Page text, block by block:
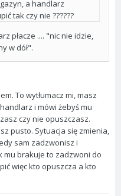
a handlarz
tak czy nie ??????
płacze .... "nic nie idzie,
w dół".
To wytłumacz mi, masz
i mówi żebyś mu
czy nie opuszczasz.
pusto. Sytuacja się zmienia,
sam zadzwonisz i
mu brakuje to zadzwoni do
więc kto opuszcza a kto